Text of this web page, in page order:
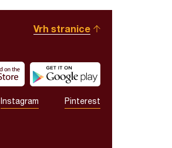
Vrh stranice
Instagram Pinterest